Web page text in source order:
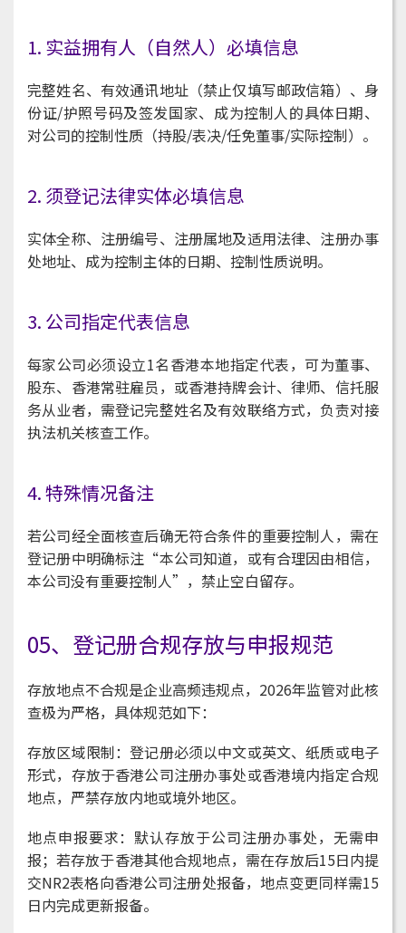
1. 实益拥有人（自然人）必填信息
完整姓名、有效通讯地址（禁止仅填写邮政信箱）、身
份证/护照号码及签发国家、成为控制人的具体日期、
对公司的控制性质（持股/表决/任免董事/实际控制）。
2. 须登记法律实体必填信息
实体全称、注册编号、注册属地及适用法律、注册办事
处地址、成为控制主体的日期、控制性质说明。
3. 公司指定代表信息
每家公司必须设立1名香港本地指定代表，可为董事、
股东、香港常驻雇员，或香港持牌会计、律师、信托服
务从业者，需登记完整姓名及有效联络方式，负责对接
执法机关核查工作。
4. 特殊情况备注
若公司经全面核查后确无符合条件的重要控制人，需在
登记册中明确标注“本公司知道，或有合理因由相信，
本公司没有重要控制人”，禁止空白留存。
05、登记册合规存放与申报规范
存放地点不合规是企业高频违规点，2026年监管对此核
查极为严格，具体规范如下：
存放区域限制：登记册必须以中文或英文、纸质或电子
形式，存放于香港公司注册办事处或香港境内指定合规
地点，严禁存放内地或境外地区。
地点申报要求：默认存放于公司注册办事处，无需申
报；若存放于香港其他合规地点，需在存放后15日内提
交NR2表格向香港公司注册处报备，地点变更同样需15
日内完成更新报备。